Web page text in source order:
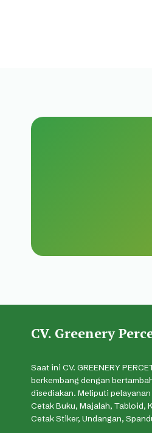
CV. Greenery
Saat ini CV. GREENERY
berkembang dengan
disediakan. Meliputi
Cetak Buku, Majalah, Tabloid,
Cetak Stiker, Undangan,